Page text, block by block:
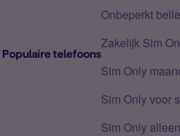
Populaire telefoons
Onbeperkt
Zakelijk Sim
Sim Only
Sim Only voor
Sim Only